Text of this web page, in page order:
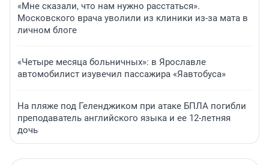
«Мне сказали, что нам нужно расстаться».
Московского врача уволили из клиники из-за мата в
личном блоге
«Четыре месяца больничных»: в Ярославле
автомобилист изувечил пассажира «Яавтобуса»
На пляже под Геленджиком при атаке БПЛА погибли
преподаватель английского языка и ее 12-летняя
дочь